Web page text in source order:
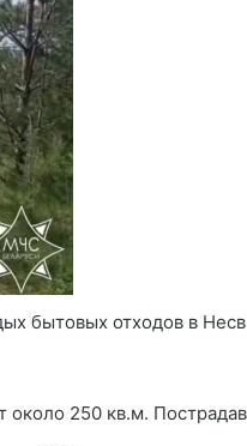
бытовых отходов в
250 кв.м.